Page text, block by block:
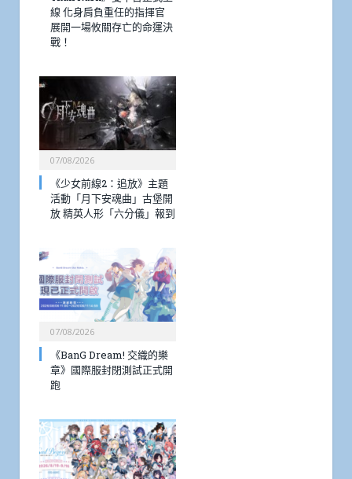
線 化身肩負重任的指揮官
展開一場攸關存亡的命運決
戰！
07/08/2026
《少女前線2：追放》主題
活動「月下安魂曲」古堡開
放 精英人形「六分儀」報到
07/08/2026
《BanG Dream! 交織的樂
章》國際服封閉測試正式開
跑